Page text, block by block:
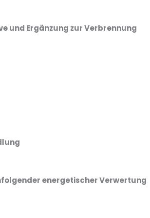
und Ergänzung zur Verbrennung
energetischer Verwertung